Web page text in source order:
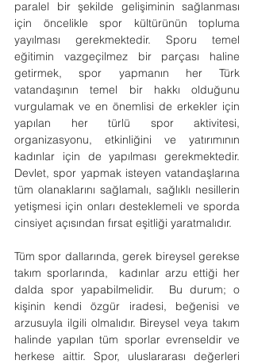
paralel bir şekilde gelişiminin sağlanması
için öncelikle spor kültürünün topluma
yayılması gerekmektedir. Sporu temel
eğitimin vazgeçilmez bir parçası haline
getirmek, spor yapmanın her Türk
vatandaşının temel bir hakkı olduğunu
vurgulamak ve en önemlisi de erkekler için
yapılan her türlü spor aktivitesi,
organizasyonu, etkinliğini ve yatırımının
kadınlar için de yapılması gerekmektedir.
Devlet, spor yapmak isteyen vatandaşlarına
tüm olanaklarını sağlamalı, sağlıklı nesillerin
yetişmesi için onları desteklemeli ve sporda
cinsiyet açısından fırsat eşitliği yaratmalıdır.
Tüm spor dallarında, gerek bireysel gerekse
takım sporlarında,  kadınlar arzu ettiği her
dalda spor yapabilmelidir.  Bu durum; o
kişinin kendi özgür iradesi, beğenisi ve
arzusuyla ilgili olmalıdır. Bireysel veya takım
halinde yapılan tüm sporlar evrenseldir ve
herkese aittir. Spor, uluslararası değerleri